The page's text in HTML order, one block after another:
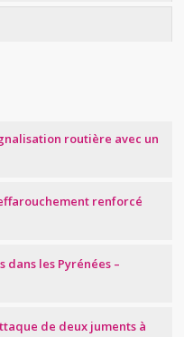
routière avec un
renforcé
dans les Pyrénées –
de deux juments à